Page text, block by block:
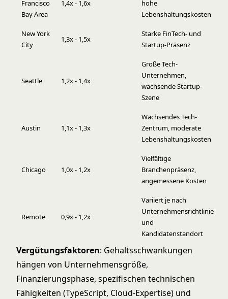
Francisco
Bay Area
1,4x - 1,6x
hohe
Lebenshaltungskosten
New York
City
1,3x - 1,5x
Starke FinTech- und
Startup-Präsenz
Seattle 1,2x - 1,4x
Große Tech-
Unternehmen,
wachsende Startup-
Szene
Austin 1,1x - 1,3x
Wachsendes Tech-
Zentrum, moderate
Lebenshaltungskosten
Chicago 1,0x - 1,2x
Vielfältige
Branchenpräsenz,
angemessene Kosten
Remote 0,9x - 1,2x
Variiert je nach
Unternehmensrichtlinie
und
Kandidatenstandort
Vergütungsfaktoren: Gehaltsschwankungen
hängen von Unternehmensgröße,
Finanzierungsphase, spezifischen technischen
Fähigkeiten (TypeScript, Cloud-Expertise) und